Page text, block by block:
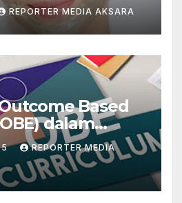
REPORTER MEDIA AKSARA
Based
dalam
REPORTER MEDIA